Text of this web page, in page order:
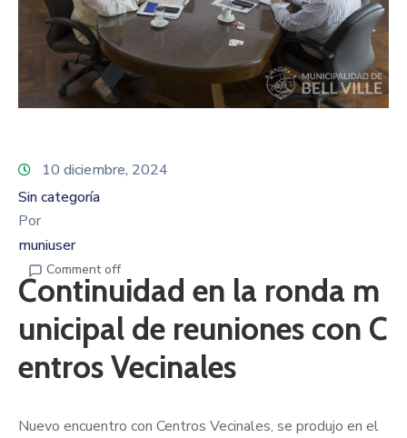
10 diciembre, 2024
Sin categoría
Por
muniuser
Comment off
Continuidad en la ronda m
unicipal de reuniones con C
entros Vecinales
Nuevo encuentro con Centros Vecinales, se produjo en el